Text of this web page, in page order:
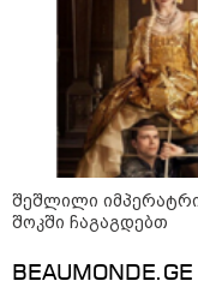
შეშლილი
შოკში ჩაგაგდებთ
BEAUMONDE.GE